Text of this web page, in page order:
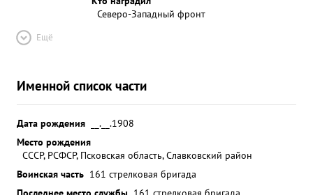
Северо-Западный фронт
Ещё
Именной список части
Дата рождения
__.__.1908
Место рождения
СССР, РСФСР, Псковская область, Славковский район
Воинская часть 161 стрелковая бригада